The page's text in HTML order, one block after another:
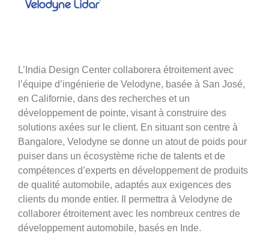
L’India Design Center collaborera étroitement avec
l’équipe d’ingénierie de Velodyne, basée à San José,
en Californie, dans des recherches et un
développement de pointe, visant à construire des
solutions axées sur le client. En situant son centre à
Bangalore, Velodyne se donne un atout de poids pour
puiser dans un écosystème riche de talents et de
compétences d’experts en développement de produits
de qualité automobile, adaptés aux exigences des
clients du monde entier. Il permettra à Velodyne de
collaborer étroitement avec les nombreux centres de
développement automobile, basés en Inde.